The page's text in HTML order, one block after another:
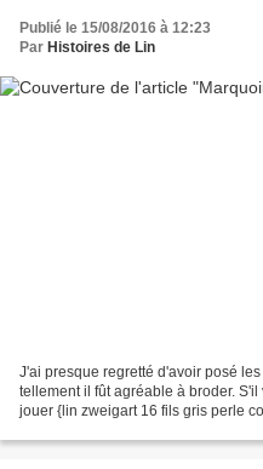
Publié le 15/08/2016 à 12:23
Par Histoires de Lin
J'ai presque regretté d'avoir posé
tellement il fût agréable à broder.
jouer {lin zweigart 16 fils gris perle